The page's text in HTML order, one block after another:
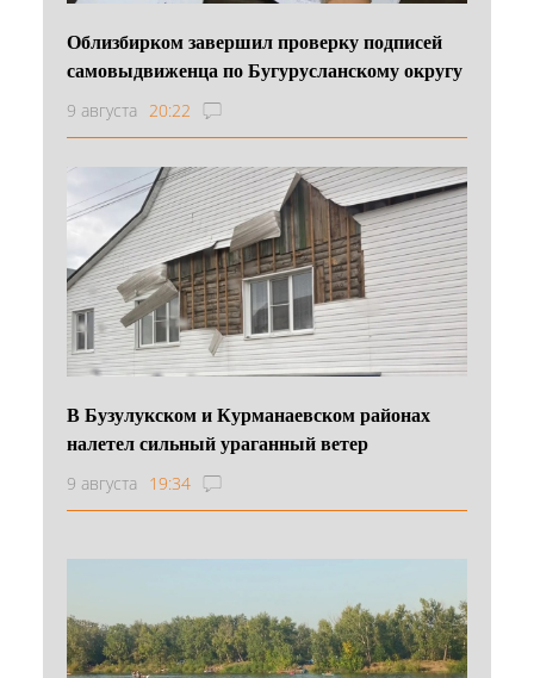
Облизбирком завершил проверку подписей
самовыдвиженца по Бугурусланскому округу
9 августа 20:22
В Бузулукском и Курманаевском районах
налетел сильный ураганный ветер
9 августа 19:34